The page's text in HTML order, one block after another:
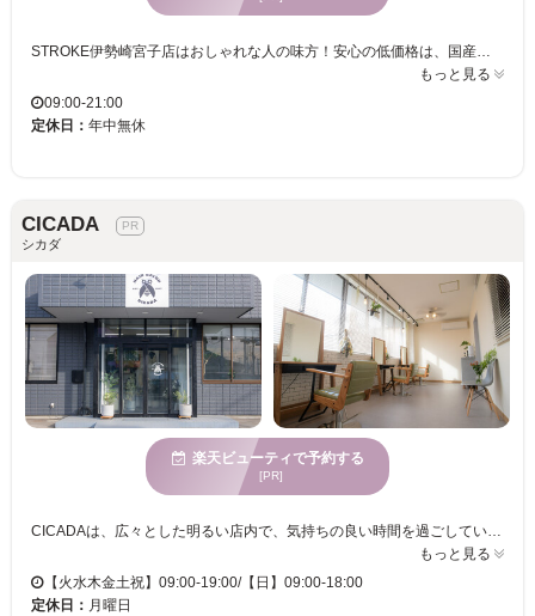
STROKE伊勢崎宮子店はおしゃれな人の味方！安心の低価格は、国産の高級薬剤の一括仕入れ＆無駄なコスト削減で実現します☆経験豊富なスタイリストが、お客様に最高の満足を提供します◎上手い＆安い＆早いを叶える実力派サロンで、新しいアナタを発見しませんか？
もっと見る
09:00-21:00
定休日： 年中無休
CICADA
シカダ
楽天ビューティで予約する
[PR]
CICADAは、広々とした明るい店内で、気持ちの良い時間を過ごしていただけます。このサロンでは、トレンドと個性を融合させたカラー提案が得意で、あなたの魅力を最大限に引き出します。さまざまな年齢層のお客様にご利用いただいており、どなたでも新しい自分と出会える場所です。駐車場完備のため、お車でのアクセスも便利です。また、お支払いにはクレジットカードをご利用いただけます。一度CICADAに足を運んで、リフレッシュされた自分を見つけてください。あなたのご来店を心よりお待ちしております。
もっと見る
【火水木金土祝】09:00-19:00/【日】09:00-18:00
定休日： 月曜日